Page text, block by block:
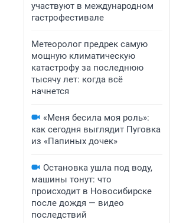
участвуют в международном
гастрофестивале
Метеоролог предрек самую
мощную климатическую
катастрофу за последнюю
тысячу лет: когда всё
начнется
«Меня бесила моя роль»:
как сегодня выглядит Пуговка
из «Папиных дочек»
Остановка ушла под воду,
машины тонут: что
происходит в Новосибирске
после дождя — видео
последствий